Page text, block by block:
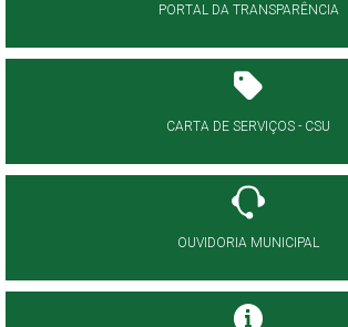
PORTAL DA TRANSPARÊNCIA
CARTA DE SERVIÇOS - CSU
OUVIDORIA MUNICIPAL